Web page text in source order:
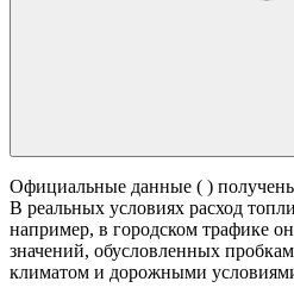
Официальные данные ( )
В реальных условиях расход
например, в городском трафике
значений, обусловленных
климатом и дорожными